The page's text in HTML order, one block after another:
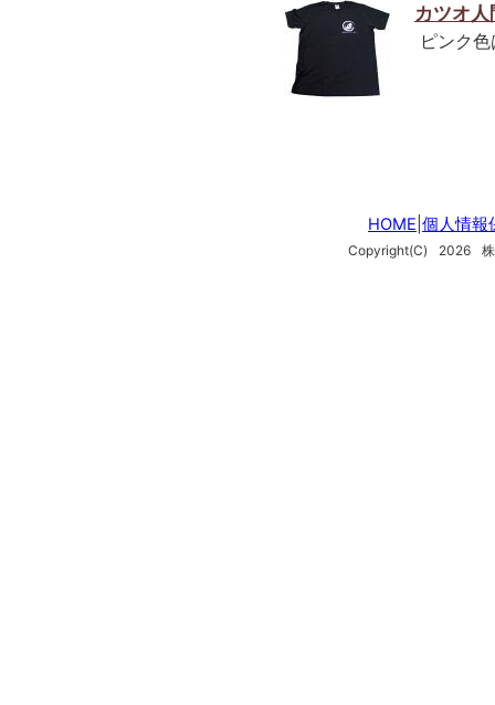
カツオ
ピンク
HOME 個人情報
Copyright(C) 2026